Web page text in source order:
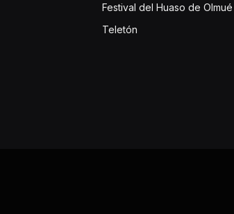
Festival del Huaso de Olmué
Teletón